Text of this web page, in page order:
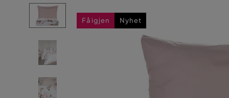
Få igjen Nyhet